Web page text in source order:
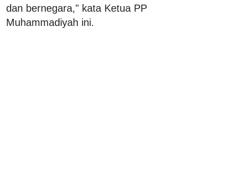
dan bernegara," kata Ketua PP
Muhammadiyah ini.